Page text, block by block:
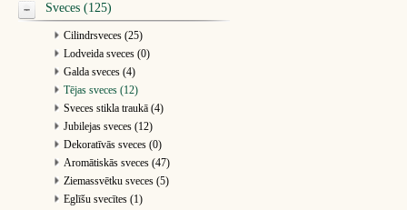
Sveces (125)
Cilindrsveces (25)
Lodveida sveces (0)
Galda sveces (4)
Tējas sveces (12)
Sveces stikla traukā (4)
Jubilejas sveces (12)
Dekoratīvās sveces (0)
Aromātiskās sveces (47)
Ziemassvētku sveces (5)
Eglīšu svecītes (1)